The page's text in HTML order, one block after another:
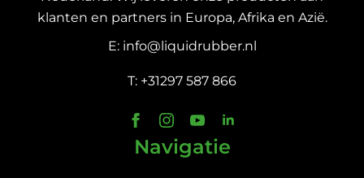
klanten en partners in Europa, Afrika en Azië.
E: info@liquidrubber.nl
T: +31297 587 866
Navigatie